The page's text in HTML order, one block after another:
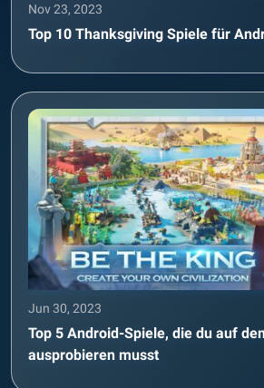
Nov 23, 2023
Top 10 Thanksgiving Spiele für
Jun 30, 2023
Top 5 Android-Spiele, die du auf
ausprobieren musst